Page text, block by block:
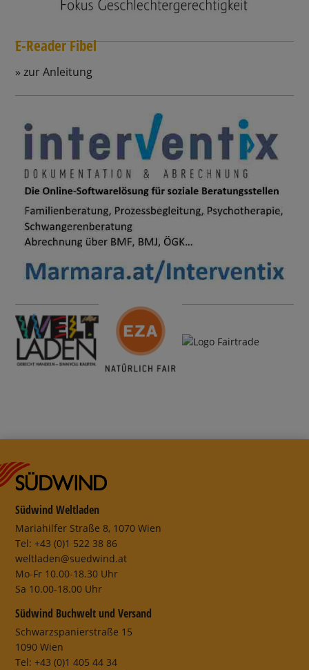
E-Reader Fibel
zur Anleitung
Südwind Weltladen
Mariahilfer Straße 8, 1070 Wien
Tel: +43 (0)1 522 38 86
weltladen@suedwind.at
Mo-Fr 10.00-18.30 Uhr
Sa 10.00-18.00 Uhr
Südwind Buchwelt und Versand
Schwarzspanierstraße 15
1090 Wien
Tel: +43 (0)1 405 44 34